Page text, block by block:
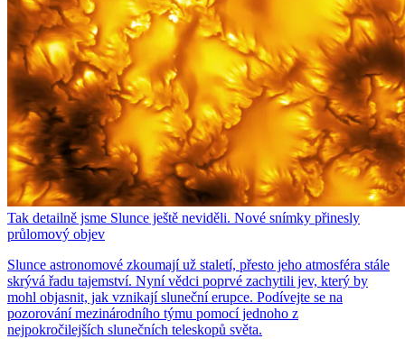
Tak detailně jsme Slunce ještě neviděli. Nové snímky přinesly
průlomový objev
Slunce astronomové zkoumají už staletí, přesto jeho atmosféra stále
skrývá řadu tajemství. Nyní vědci poprvé zachytili jev, který by
mohl objasnit, jak vznikají sluneční erupce. Podívejte se na
pozorování mezinárodního týmu pomocí jednoho z
nejpokročilejších slunečních teleskopů světa.